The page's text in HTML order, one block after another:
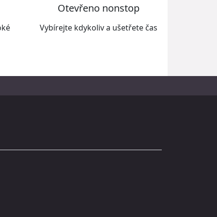
Otevřeno nonstop
Vybírejte kdykoliv a ušetřete čas